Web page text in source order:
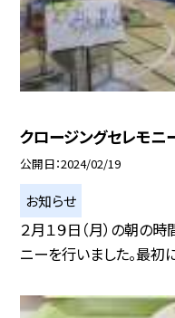
クロージングセレモニ
公開日 2024/02/19
お知らせ
２月１９日（月）の朝の
ニーを行いました。最初